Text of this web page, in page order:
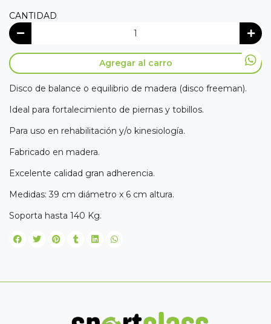
CANTIDAD
Agregar al carro
Disco de balance o equilibrio de madera (disco freeman).
Ideal para fortalecimiento de piernas y tobillos.
Para uso en rehabilitación y/o kinesiología.
Fabricado en madera.
Excelente calidad gran adherencia.
Medidas: 39 cm diámetro x 6 cm altura.
Soporta hasta 140 Kg.